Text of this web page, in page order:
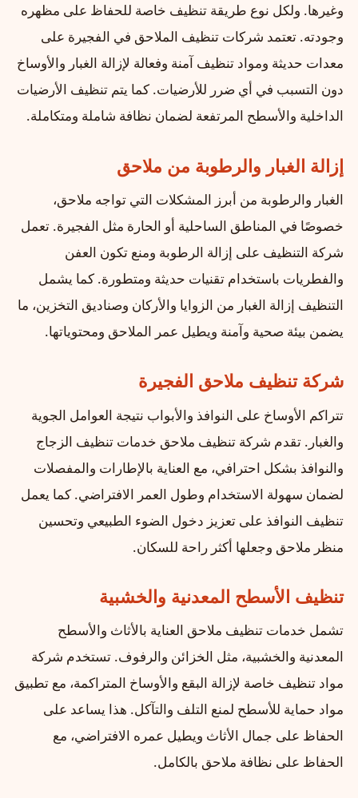
وغيرها. ولكل نوع طريقة تنظيف خاصة للحفاظ على مظهره
وجودته. تعتمد شركات تنظيف الملاحق في الفجيرة على
معدات حديثة ومواد تنظيف آمنة وفعالة لإزالة الغبار والأوساخ
دون التسبب في أي ضرر للأرضيات. كما يتم تنظيف الأرضيات
الداخلية والأسطح المرتفعة لضمان نظافة شاملة ومتكاملة.
إزالة الغبار والرطوبة من ملاحق
الغبار والرطوبة من أبرز المشكلات التي تواجه ملاحق،
خصوصًا في المناطق الساحلية أو الحارة مثل الفجيرة. تعمل
شركة التنظيف على إزالة الرطوبة ومنع تكون العفن
والفطريات باستخدام تقنيات حديثة ومتطورة. كما يشمل
التنظيف إزالة الغبار من الزوايا والأركان وصناديق التخزين، ما
يضمن بيئة صحية وآمنة ويطيل عمر الملاحق ومحتوياتها.
شركة تنظيف ملاحق الفجيرة
تتراكم الأوساخ على النوافذ والأبواب نتيجة العوامل الجوية
والغبار. تقدم شركة تنظيف ملاحق خدمات تنظيف الزجاج
والنوافذ بشكل احترافي، مع العناية بالإطارات والمفصلات
لضمان سهولة الاستخدام وطول العمر الافتراضي. كما يعمل
تنظيف النوافذ على تعزيز دخول الضوء الطبيعي وتحسين
منظر ملاحق وجعلها أكثر راحة للسكان.
تنظيف الأسطح المعدنية والخشبية
تشمل خدمات تنظيف ملاحق العناية بالأثاث والأسطح
المعدنية والخشبية، مثل الخزائن والرفوف. تستخدم شركة
مواد تنظيف خاصة لإزالة البقع والأوساخ المتراكمة، مع تطبيق
مواد حماية للأسطح لمنع التلف والتآكل. هذا يساعد على
الحفاظ على جمال الأثاث ويطيل عمره الافتراضي، مع
الحفاظ على نظافة ملاحق بالكامل.